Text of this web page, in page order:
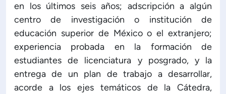
en los últimos seis años; adscripción a algún
centro de investigación o institución de
educación superior de México o el extranjero;
experiencia probada en la formación de
estudiantes de licenciatura y posgrado, y la
entrega de un plan de trabajo a desarrollar,
acorde a los ejes temáticos de la Cátedra,